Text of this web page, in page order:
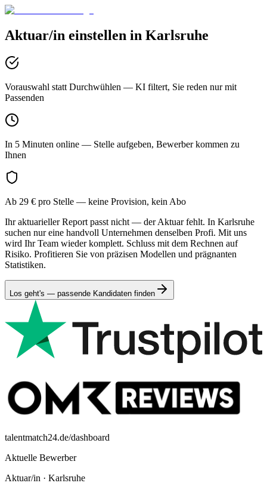
Aktuar/in einstellen in Karlsruhe
Vorauswahl statt Durchwühlen — KI filtert, Sie reden nur mit
Passenden
In 5 Minuten online — Stelle aufgeben, Bewerber kommen zu
Ihnen
Ab 29 € pro Stelle — keine Provision, kein Abo
Ihr aktuarieller Report passt nicht — der Aktuar fehlt. In Karlsruhe
suchen nur eine handvoll Unternehmen denselben Profi. Mit uns
wird Ihr Team wieder komplett. Schluss mit dem Rechnen auf
Risiko. Profitieren Sie von präzisen Modellen und prägnanten
Statistiken.
Los geht's — passende Kandidaten finden
talentmatch24.de/dashboard
Aktuelle Bewerber
Aktuar/in · Karlsruhe